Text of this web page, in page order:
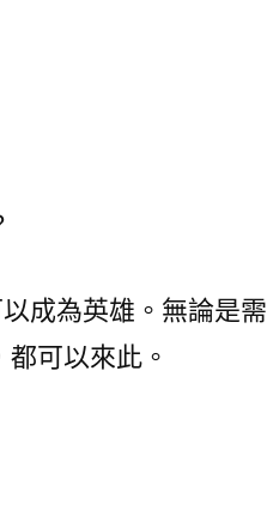
成為英雄。無論是需
可以來此。